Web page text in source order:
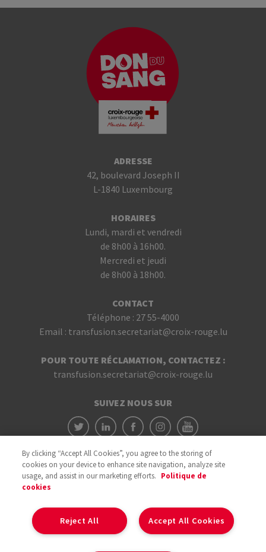
ADRESSE
42, boulevard Joseph II
L-1840 Luxembourg
HORAIRES
Lundi, mardi et vendredi
de 8h00 à 16h00.
Mercredi et jeudi
de 8h00 à 18h00.
CONTACT
Téléphone : 27 55-4000
Email : transfusion.secretariat@croix-rouge.lu
POUR TOUTE RÉCLAMATION, CONTACTEZ :
transfusion.secretariat@croix-rouge.lu
SUIVEZ NOUS SUR
By clicking “Accept All Cookies”, you agree to the storing of
cookies on your device to enhance site navigation, analyze site
usage, and assist in our marketing efforts. Politique de
cookies
Accept All Cookies
Reject All